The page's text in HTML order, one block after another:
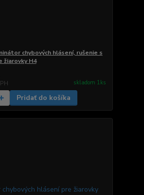
chybových hlásení, rušenie s
žiarovky H4
skladom 1ks
Pridať do košíka